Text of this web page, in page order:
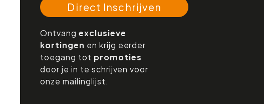
Direct Inschrijven
Ontvang exclusieve
kortingen en krijg eerder
toegang tot promoties
door je in te schrijven voor
onze mailinglijst.